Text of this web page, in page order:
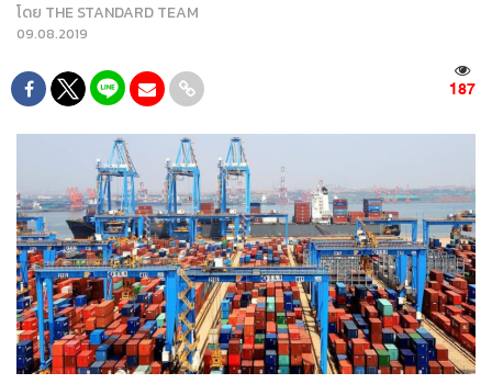
โดย THE STANDARD TEAM
09.08.2019
187